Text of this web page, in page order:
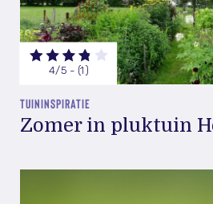
4/5 - (1)
TUININSPIRATIE
Zomer in pluktuin